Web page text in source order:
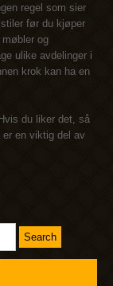
regel som sier
før du kjøper
og
ulike avdelinger i
krok kan ha en
du liker det, så
er en viktig del av